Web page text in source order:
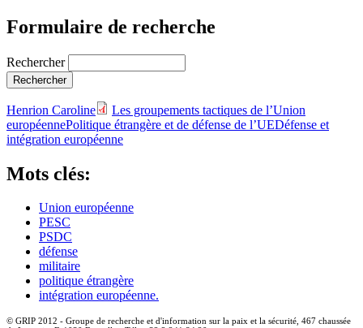
Formulaire de recherche
Rechercher
Henrion Caroline
Les groupements tactiques de l’Union
européennePolitique étrangère et de défense de l’UEDéfense et
intégration européenne
Mots clés:
Union européenne
PESC
PSDC
défense
militaire
politique étrangère
intégration européenne.
© GRIP 2012 - Groupe de recherche et d'information sur la paix et la sécurité, 467 chaussée